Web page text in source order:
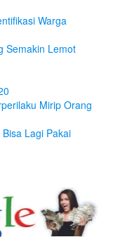
Warga
Semakin Lemot
Mirip Orang
Lagi Pakai